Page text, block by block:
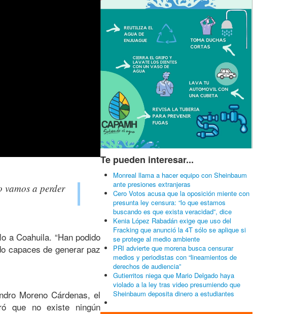
vamos a perder
a Coahuila. “Han podido
capaces de generar paz
Moreno Cárdenas, el
que no existe ningún
Te pueden interesar...
Monreal llama a hacer equipo con Sheinbaum
ante presiones extranjeras
Cero Votos acusa que la oposición miente con
presunta ley censura: “lo que estamos
buscando es que exista veracidad”, dice
Kenia López Rabadán exige que uso del
Fracking que anunció la 4T sólo se aplique si
se protege al medio ambiente
PRI advierte que morena busca censurar
medios y periodistas con “lineamientos de
derechos de audiencia”
Gutierritos niega que Mario Delgado haya
violado a la ley tras video presumiendo que
Sheinbaum deposita dinero a estudiantes